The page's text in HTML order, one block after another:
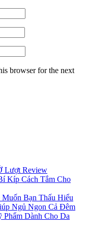
browser for the next
Lượt Review
Kíp Cách Tắm Cho
Bạn Thấu Hiểu
Ngủ Ngon Cả Đêm
Dành Cho Da